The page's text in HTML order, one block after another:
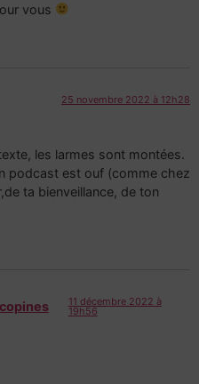
vous
25 novembre 2022 à 12h28
les larmes sont montées.
podcast est ouf (comme chez
ta bienveillance, de ton
11 décembre 2022 à
19h56